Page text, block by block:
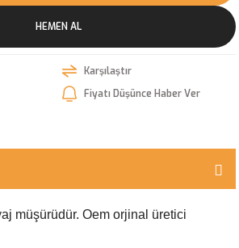
HEMEN AL
Karşılaştır
Fiyatı Düşünce Haber Ver
müşürüdür. Oem orjinal üretici